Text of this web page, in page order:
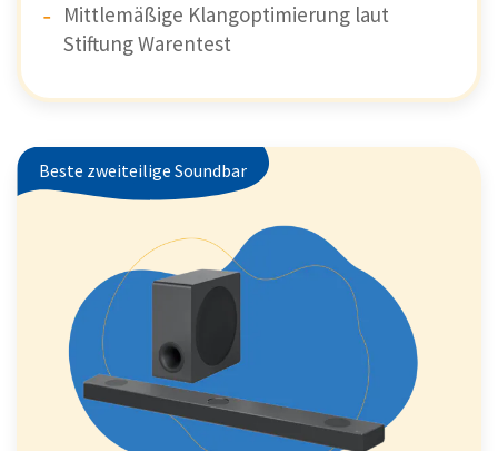
Mittlemäßige Klangoptimierung laut
Stiftung Warentest
Beste zweiteilige Soundbar